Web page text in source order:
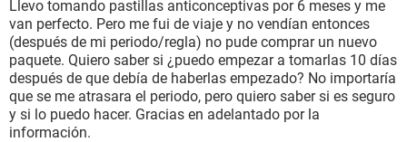
SEXUALIDAD
GLOSARIO
Llevo tomando pastillas anticonceptivas por 6 meses y me
van perfecto. Pero me fui de viaje y no vendían entonces
(después de mi periodo/regla) no pude comprar un nuevo
paquete. Quiero saber si ¿puedo empezar a tomarlas 10 días
después de que debía de haberlas empezado? No importaría
que se me atrasara el periodo, pero quiero saber si es seguro
y si lo puedo hacer. Gracias en adelantado por la
información.